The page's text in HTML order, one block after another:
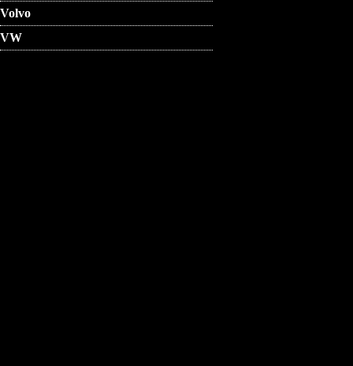
Volvo
VW